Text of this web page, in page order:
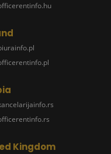
Kingdom